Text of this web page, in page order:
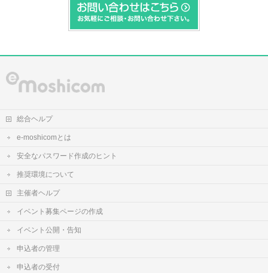
総合ヘルプ
e-moshicomとは
安全なパスワード作成のヒント
推奨環境について
主催者ヘルプ
イベント募集ページの作成
イベント公開・告知
申込者の管理
申込者の受付